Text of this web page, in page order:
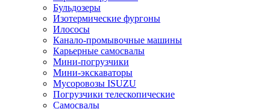
Бульдозеры
Изотермические фургоны
Илососы
Канало-промывочные машины
Карьерные самосвалы
Мини-погрузчики
Мини-экскаваторы
Мусоровозы ISUZU
Погрузчики телескопические
Самосвалы